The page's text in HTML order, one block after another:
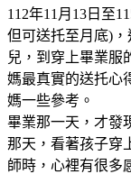
112年11月13日至
但可送托至月底)
兒，到穿上畢業服
媽最真實的送托心
媽一些參考。
畢業那一天，才發
那天，看著孩子穿
師時，心裡有很多